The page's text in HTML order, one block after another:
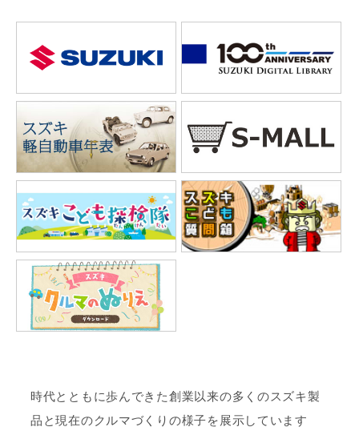
時代とともに歩んできた創業以来の多くのスズキ製
品と現在のクルマづくりの様子を展示しています